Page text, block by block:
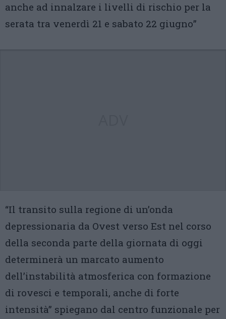
anche ad innalzare i livelli di rischio per la
serata tra venerdì 21 e sabato 22 giugno”
“Il transito sulla regione di un’onda
depressionaria da Ovest verso Est nel corso
della seconda parte della giornata di oggi
determinerà un marcato aumento
dell’instabilità atmosferica con formazione
di rovesci e temporali, anche di forte
intensità” spiegano dal centro funzionale per